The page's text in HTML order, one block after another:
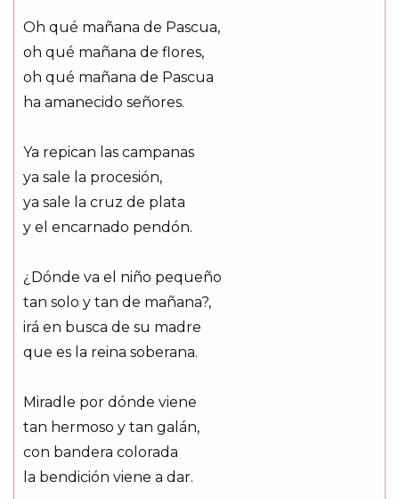
Oh qué mañana de Pascua,
oh qué mañana de flores,
oh qué mañana de Pascua
ha amanecido señores.
Ya repican las campanas
ya sale la procesión,
ya sale la cruz de plata
y el encarnado pendón.
¿Dónde va el niño pequeño
tan solo y tan de mañana?,
irá en busca de su madre
que es la reina soberana.
Miradle por dónde viene
tan hermoso y tan galán,
con bandera colorada
la bendición viene a dar.